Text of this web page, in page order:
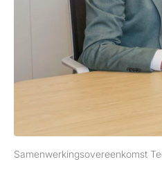
Samenwerkingsovereenkomst